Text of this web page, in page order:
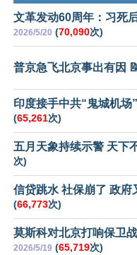
文革发动60周年：习死
2026/5/20 (70,090次)
普京急飞北京事出有因
印度接手中共“鬼城机场
(65,261次)
五月天象持续示警 天下
次)
信贷跳水 社保崩了 政府
(66,773次)
莫斯科对北京打响保卫
2026/5/19 (65,719次)